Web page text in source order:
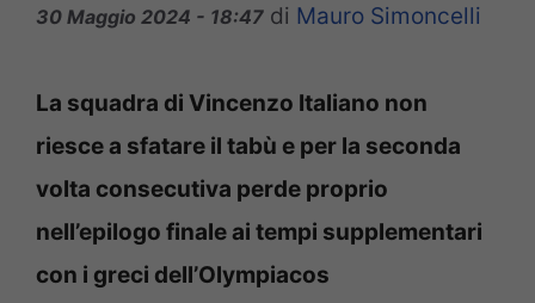
30 Maggio 2024 - 18:47 di Mauro Simoncelli
La squadra di Vincenzo Italiano non
riesce a sfatare il tabù e per la seconda
volta consecutiva perde proprio
nell’epilogo finale ai tempi supplementari
con i greci dell’Olympiacos